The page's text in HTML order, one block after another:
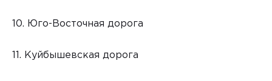
10. Юго-Восточная дорога
11. Куйбышевская дорога